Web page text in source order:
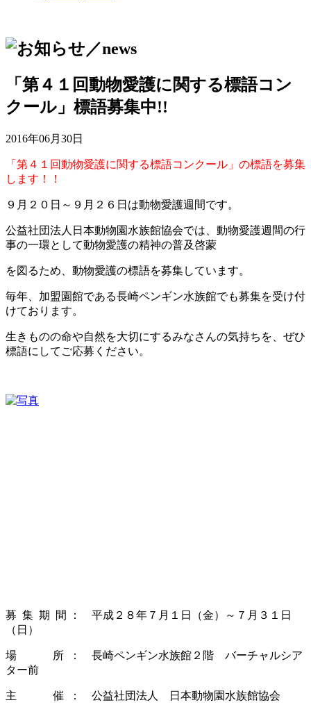
「第４１回動物愛護に関する標語コン
クール」標語募集中!!
2016年06月30日
「第４１回動物愛護に関する標語コンクール」の標語を募集
します！！
９月２０日～９月２６日は動物愛護週間です。
公益社団法人日本動物園水族館協会では、動物愛護週間の行
事の一環として動物愛護の精神の普及啓蒙
を図るため、動物愛護の標語を募集しています。
毎年、加盟園館である長崎ペンギン水族館でも募集を受け付
けております。
生きものの命や自然を大切にするみなさんの気持ちを、ぜひ
標語にしてご応募ください。
募 集 期 間 ： 平成２８年７月１日（金）～７月３１日
（日）
場 所 ： 長崎ペンギン水族館２階 バーチャルシア
ター前
主 催 ： 公益社団法人 日本動物園水族館協会